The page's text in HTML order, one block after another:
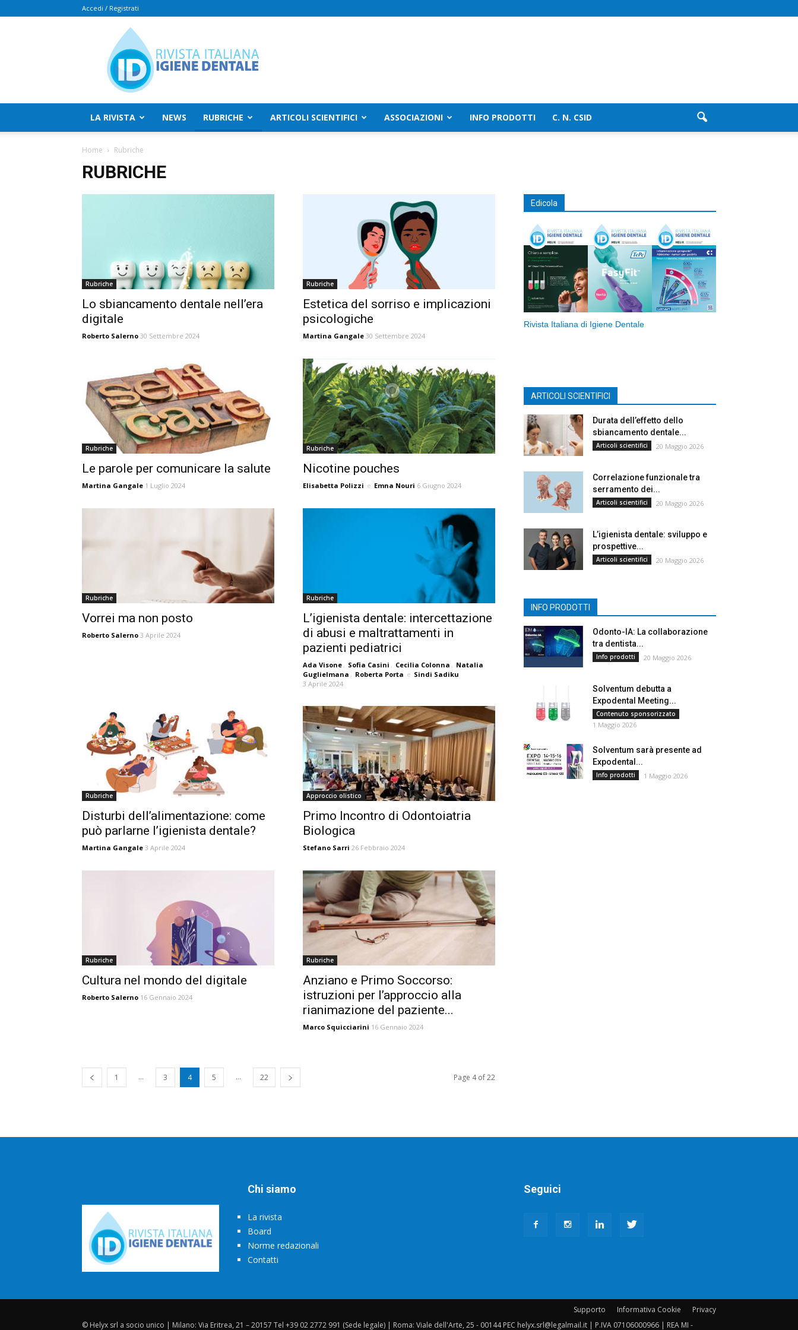
Accedi / Registrati
Rivista
Italiana
Igiene
Dentale
LA RIVISTA NEWS RUBRICHE ARTICOLI SCIENTIFICI ASSOCIAZIONI INFO PRODOTTI C. N. CSID
Home Rubriche
RUBRICHE
Rubriche
Lo sbiancamento dentale nell’era
digitale
Roberto Salerno 30 Settembre 2024
Rubriche
Estetica del sorriso e implicazioni
psicologiche
Martina Gangale 30 Settembre 2024
Rubriche
Le parole per comunicare la salute
Martina Gangale 1 Luglio 2024
Rubriche
Nicotine pouches
Elisabetta Polizzi e Emna Nouri 6 Giugno 2024
Rubriche
Vorrei ma non posto
Roberto Salerno 3 Aprile 2024
Rubriche
L’igienista dentale: intercettazione
di abusi e maltrattamenti in
pazienti pediatrici
Ada Visone , Sofia Casini , Cecilia Colonna , Natalia
Guglielmana , Roberta Porta e Sindi Sadiku
3 Aprile 2024
Rubriche
Disturbi dell’alimentazione: come
può parlarne l’igienista dentale?
Martina Gangale 3 Aprile 2024
Approccio olistico
Primo Incontro di Odontoiatria
Biologica
Stefano Sarri 26 Febbraio 2024
Rubriche
Cultura nel mondo del digitale
Roberto Salerno 16 Gennaio 2024
Rubriche
Anziano e Primo Soccorso:
istruzioni per l’approccio alla
rianimazione del paziente...
Marco Squicciarini 16 Gennaio 2024
1 ... 3 4 5 ... 22 Page 4 of 22
Edicola
Rivista Italiana di Igiene Dentale
ARTICOLI SCIENTIFICI
Durata dell’effetto dello
sbiancamento dentale...
Articoli scientifici 20 Maggio 2026
Correlazione funzionale tra
serramento dei...
Articoli scientifici 20 Maggio 2026
L’igienista dentale: sviluppo e
prospettive...
Articoli scientifici 20 Maggio 2026
INFO PRODOTTI
Odonto-IA: La collaborazione
tra dentista...
Info prodotti 20 Maggio 2026
Solventum debutta a
Expodental Meeting...
Contenuto sponsorizzato
1 Maggio 2026
Solventum sarà presente ad
Expodental...
Info prodotti 1 Maggio 2026
Chi siamo
La rivista
Board
Norme redazionali
Contatti
Seguici
Supporto Informativa Cookie
Privacy
© Helyx srl a socio unico | Milano: Via Eritrea, 21 – 20157 Tel +39 02 2772 991 (Sede legale) | Roma: Viale dell'Arte, 25 - 00144 PEC helyx.srl@legalmail.it | P.IVA 07106000966 | REA MI -